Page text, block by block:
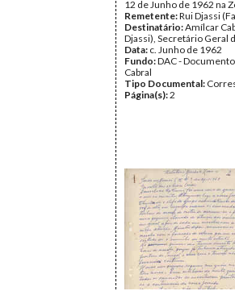
12 de Junho de 1962 na
Remetente:Rui Djassi
Destinatário:Amílcar
Djassi), Secretário Geral
Data: c. Junho de 1962
Fundo:DAC -
Cabral
Tipo Documental:
Página(s):2